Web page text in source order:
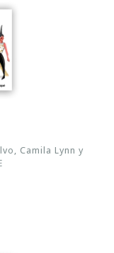
Camila Lynn y